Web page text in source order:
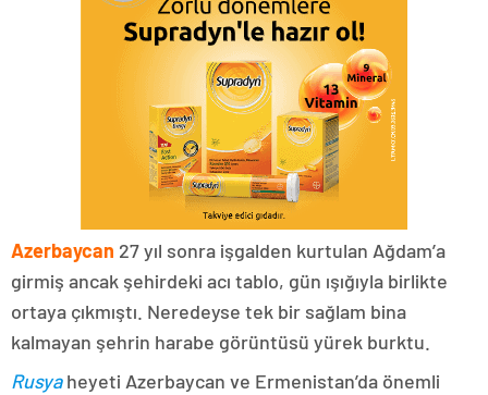
Azerbaycan 27 yıl sonra işgalden kurtulan Ağdam’a
girmiş ancak şehirdeki acı tablo, gün ışığıyla birlikte
ortaya çıkmıştı. Neredeyse tek bir sağlam bina
kalmayan şehrin harabe görüntüsü yürek burktu.
Rusyaheyeti Azerbaycan ve Ermenistan’da önemli